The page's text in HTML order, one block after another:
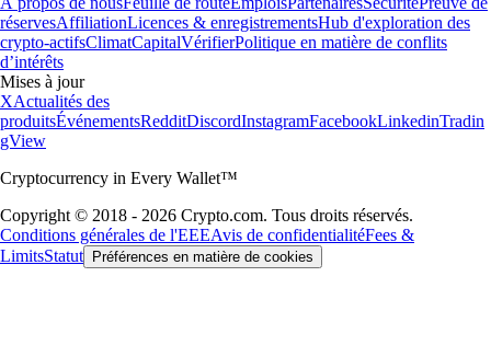
réservesAffiliationLicences & enregistrementsHub d'exploration des
crypto-actifsClimatCapitalVérifierPolitique en matière de conflits
d’intérêts
Mises à jour
XActualités des
produitsÉvénementsRedditDiscordInstagramFacebookLinkedinTradin
gView
Cryptocurrency in Every Wallet™
Copyright © 2018 - 2026 Crypto.com. Tous droits réservés.
Conditions générales de l'EEEAvis de confidentialitéFees &
LimitsStatut Préférences en matière de cookies